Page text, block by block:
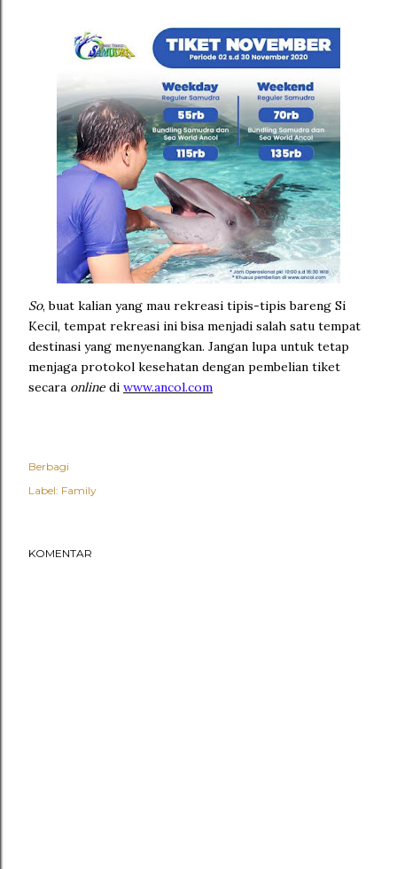
So, buat kalian yang mau rekreasi tipis-tipis bareng Si
Kecil, tempat rekreasi ini bisa menjadi salah satu tempat
destinasi yang menyenangkan. Jangan lupa untuk tetap
menjaga protokol kesehatan dengan pembelian tiket
secara online di www.ancol.com
Berbagi
Label: Family
KOMENTAR